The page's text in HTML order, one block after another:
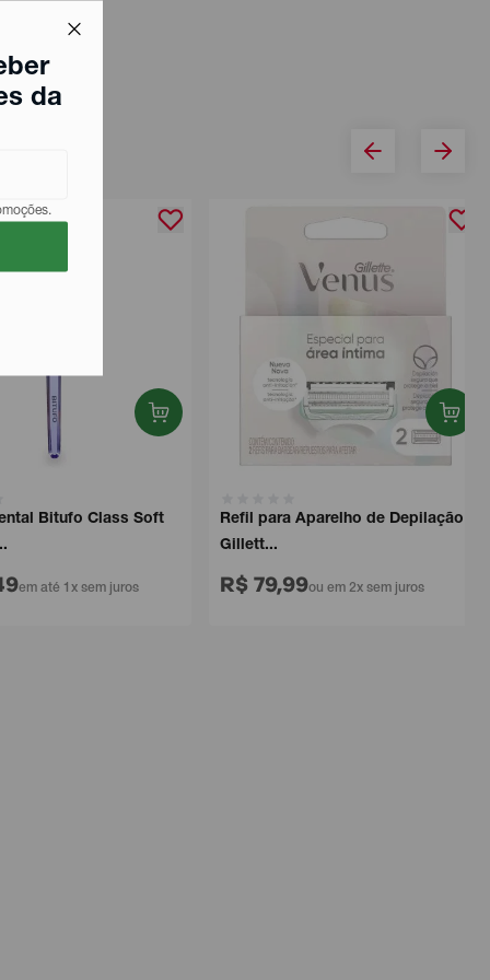
da
Bitufo Class Soft
em até 1x sem juros
Refil para Aparelho de Depilação
Gillett...
R$ 79,99ou em 2x sem juros